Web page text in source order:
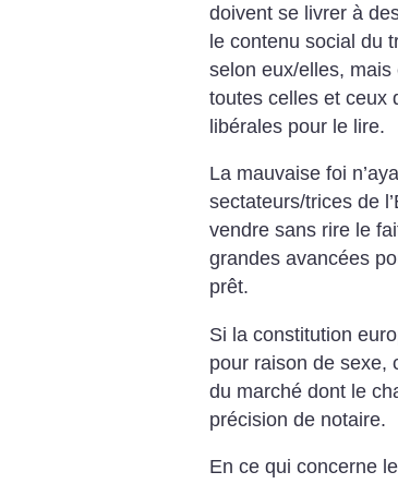
doivent se livrer à
le contenu social du
selon eux/elles,
toutes celles et ceux
libérales pour le lire.
La mauvaise foi
sectateurs/trices de
vendre sans rire le
grandes avancées
prêt.
Si la constitution
pour raison de sexe,
du marché dont le
précision de notaire.
En ce qui concerne